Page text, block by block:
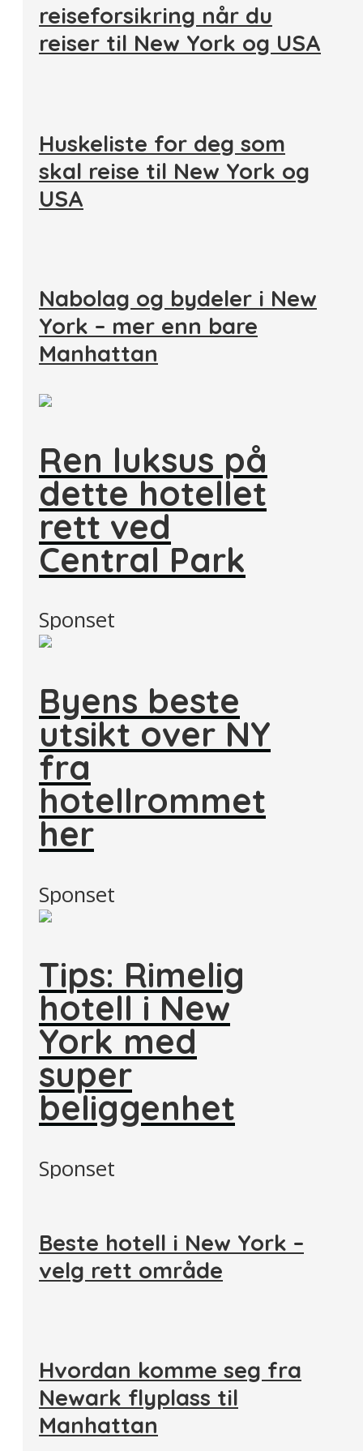
reiseforsikring når du
reiser til New York og USA
Huskeliste for deg som
skal reise til New York og
USA
Nabolag og bydeler i New
York – mer enn bare
Manhattan
Ren luksus på
dette hotellet
rett ved
Central Park
Sponset
Byens beste
utsikt over NY
fra
hotellrommet
her
Sponset
Tips: Rimelig
hotell i New
York med
super
beliggenhet
Sponset
Beste hotell i New York –
velg rett område
Hvordan komme seg fra
Newark flyplass til
Manhattan